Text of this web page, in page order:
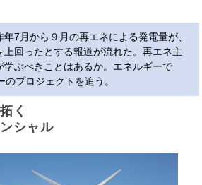
7月から９月の再エネによる発電量が、
回ったとする報道が流れた。再エネ主
学ぶべきことはあるか。エネルギーで
プロジェクトを追う。
く
シャル